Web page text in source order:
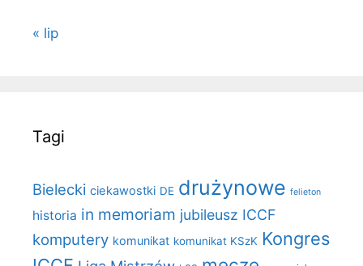
« lip
Tagi
Bielecki ciekawostki DE drużynowe felieton
historia in memoriam jubileusz ICCF
komputery komunikat komunikat KSzK Kongres